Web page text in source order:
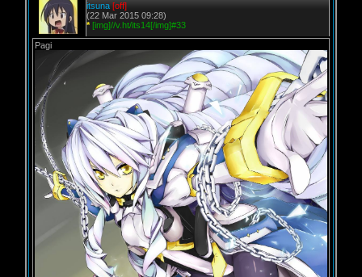
itsuna [off]
(22 Mar 2015 09:28)
* [img]//v.ht/its14[/img]#33
Pagi